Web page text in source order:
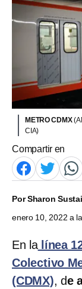
METRO CDMX
CIA)
Compartir en
PorSharon
enero 10, 2022 a
En lalínea
Colectivo
(CDMX), de